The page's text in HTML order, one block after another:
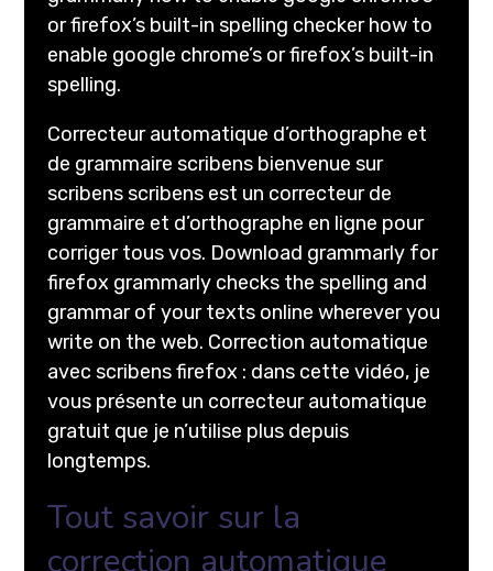
or firefox’s built-in spelling checker how to
enable google chrome’s or firefox’s built-in
spelling.
Correcteur automatique d’orthographe et
de grammaire scribens bienvenue sur
scribens scribens est un correcteur de
grammaire et d’orthographe en ligne pour
corriger tous vos. Download grammarly for
firefox grammarly checks the spelling and
grammar of your texts online wherever you
write on the web. Correction automatique
avec scribens firefox : dans cette vidéo, je
vous présente un correcteur automatique
gratuit que je n’utilise plus depuis
longtemps.
Tout savoir sur la
correction automatique